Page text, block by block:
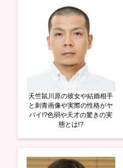
ウ
で
開
き
ま
る
に
ク
リ
ッ
ク
し
て
く
だ
い
(
新
し
い
ウ
ン
ウ
で
で
共
有
(
新
し
い
ウ
ィ
ウ
で
開
き
ま
天竺鼠川原の彼女や結婚相手
と刺青画像や実際の性格がヤ
バイ!?色弱や天才の驚きの実
態とは!?